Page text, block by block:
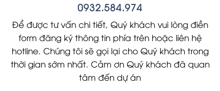
0932.584.974
Để được tư vấn chi tiết, Quý khách vui lòng điền
form đăng ký thông tin phía trên hoặc liên hệ
hotline. Chúng tôi sẽ gọi lại cho Quý khách trong
thời gian sớm nhất. Cảm ơn Quý khách đã quan
tâm đến dự án